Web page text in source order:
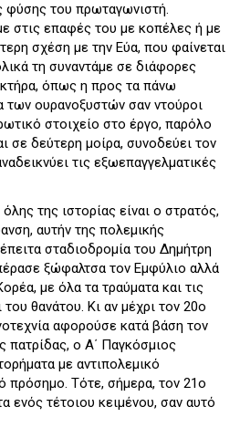
φύσης του πρωταγωνιστή.
στις επαφές του με κοπέλες ή με
σχέση με την Εύα, που φαίνεται
τη συναντάμε σε διάφορες
όπως η προς τα πάνω
των ουρανοξυστών σαν ντούροι
στοιχείο στο έργο, παρόλο
σε δεύτερη μοίρα, συνοδεύει τον
τις εξωεπαγγελματικές
της ιστορίας είναι ο στρατός,
αυτήν της πολεμικής
σταδιοδρομία του Δημήτρη
ξώφαλτσα τον Εμφύλιο αλλά
με όλα τα τραύματα και τις
θανάτου. Κι αν μέχρι τον 20ο
αφορούσε κατά βάση τον
πατρίδας, ο Α΄ Παγκόσμιος
με αντιπολεμικό
πρόσημο. Τότε, σήμερα, τον 21ο
ενός τέτοιου κειμένου, σαν αυτό